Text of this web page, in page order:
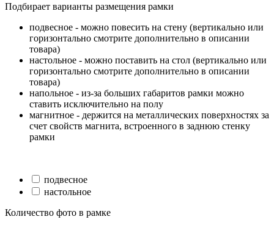
Подбирает варианты размещения рамки
подвесное - можно повесить на стену (вертикально или
горизонтально смотрите дополнительно в описании
товара)
настольное - можно поставить на стол (вертикально или
горизонтально смотрите дополнительно в описании
товара)
напольное - из-за больших габаритов рамки можно
ставить исключительно на полу
магнитное - держится на металлических поверхностях за
счет свойств магнита, встроенного в заднюю стенку
рамки
подвесное
настольное
Количество фото в рамке